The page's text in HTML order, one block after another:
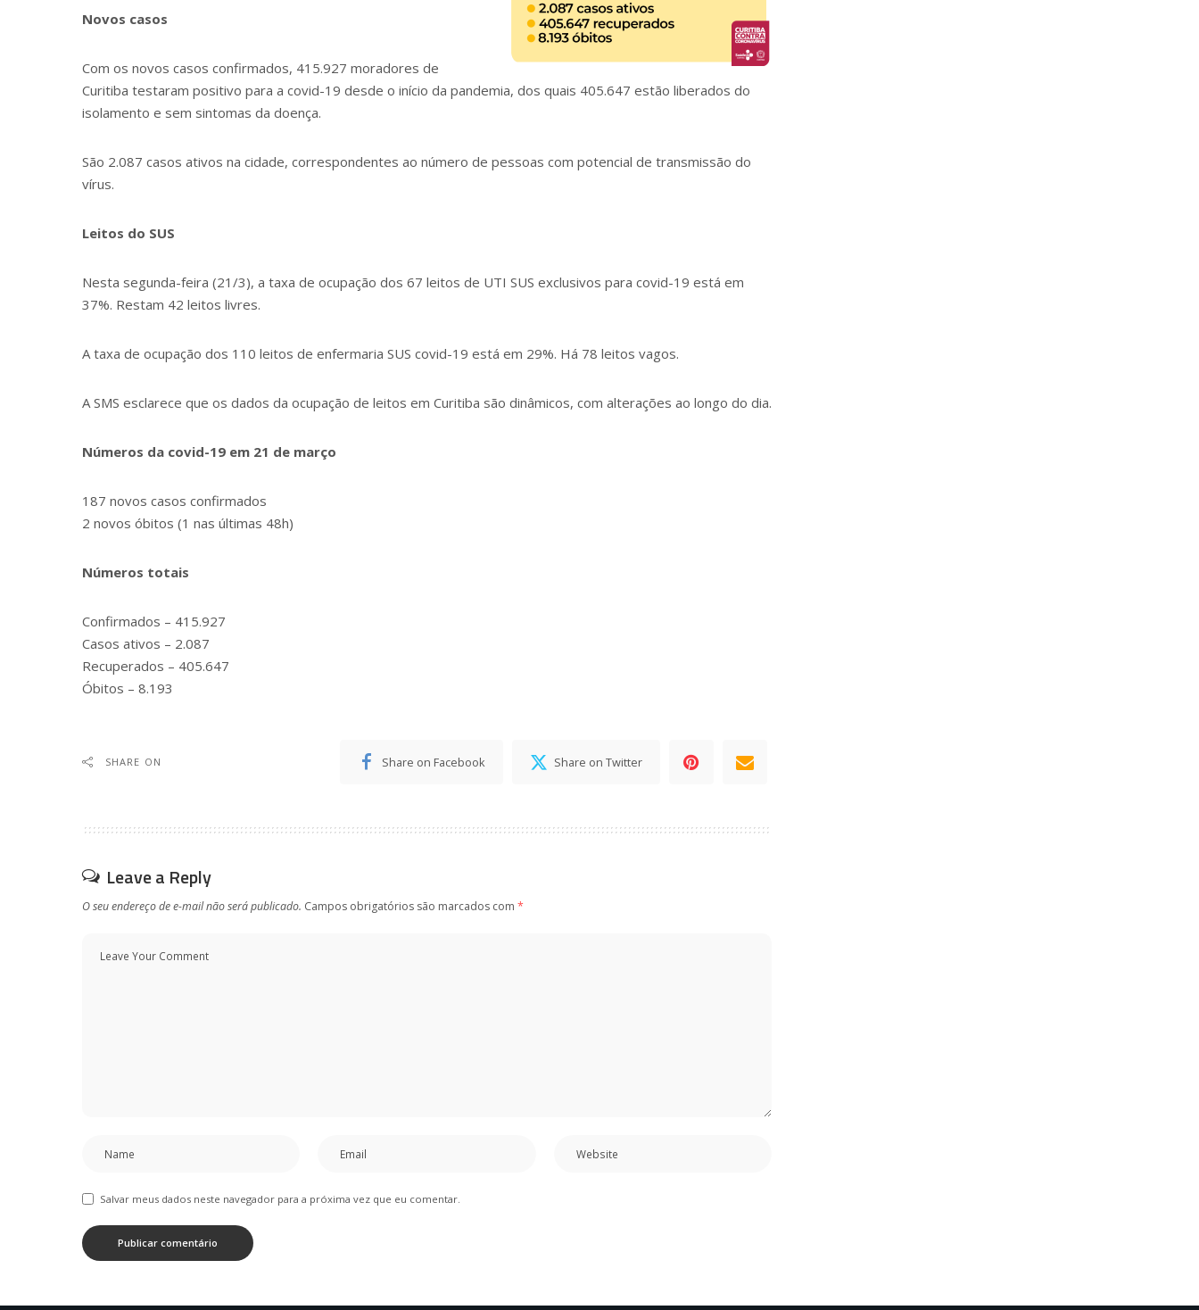
Novos casos
Com os novos casos confirmados, 415.927 moradores de
Curitiba testaram positivo para a covid-19 desde o início da pandemia, dos quais 405.647 estão liberados do
isolamento e sem sintomas da doença.
São 2.087 casos ativos na cidade, correspondentes ao número de pessoas com potencial de transmissão do
vírus.
Leitos do SUS
Nesta segunda-feira (21/3), a taxa de ocupação dos 67 leitos de UTI SUS exclusivos para covid-19 está em
37%. Restam 42 leitos livres.
A taxa de ocupação dos 110 leitos de enfermaria SUS covid-19 está em 29%. Há 78 leitos vagos.
A SMS esclarece que os dados da ocupação de leitos em Curitiba são dinâmicos, com alterações ao longo do dia.
Números da covid-19 em 21 de março
187 novos casos confirmados
2 novos óbitos (1 nas últimas 48h)
Números totais
Confirmados – 415.927
Casos ativos – 2.087
Recuperados – 405.647
Óbitos – 8.193
SHARE ON Share on Facebook Share on Twitter
Leave a Reply
O seu endereço de e-mail não será publicado. Campos obrigatórios são marcados com *
Salvar meus dados neste navegador para a próxima vez que eu comentar.